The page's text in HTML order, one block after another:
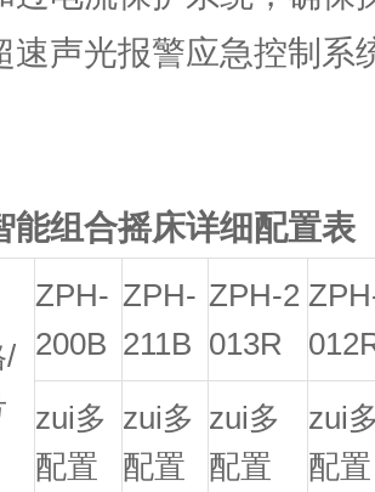
速声光报警应急控制系
能组合摇床详细配置表
/
ZPH-
200B
ZPH-
211B
ZPH-2
013R
zui多
配置
zui多
配置
zui多
配置
zui
配置